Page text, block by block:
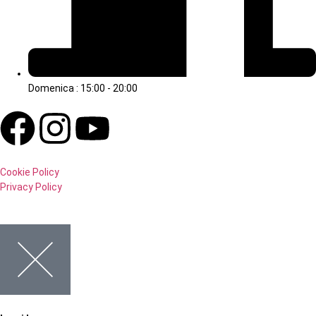
Domenica : 15:00 - 20:00
Cookie Policy
Privacy Policy